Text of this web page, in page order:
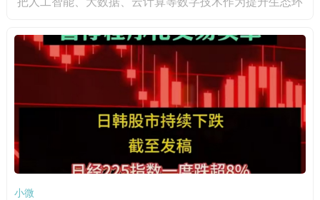
科技重大项目，部署包括高通量自动化智能监测技术在内
的90多个项目。在监测方面，人工智能技术逐步嵌入生态
环境监测，并实现业务化的应用，如生物多样性识别从一
年一次监测到可实现全年连续监测。在监管方面，人工智
能技术应用大大提升非现...
小微